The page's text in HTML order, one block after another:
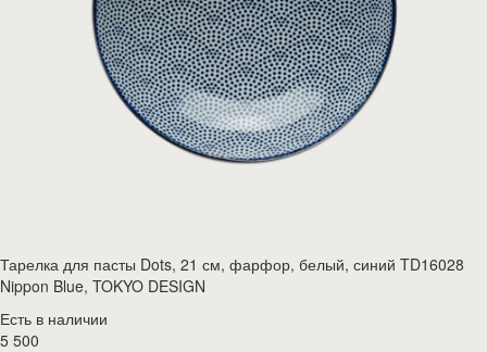
Тарелка для пасты Dots, 21 см, фарфор, белый, синий TD16028
Nippon Blue, TOKYO DESIGN
Есть в наличии
5 500